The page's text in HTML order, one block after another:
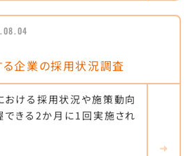
企業の採用状況調査
ける採用状況や施策動向
きる2か月に1回実施され